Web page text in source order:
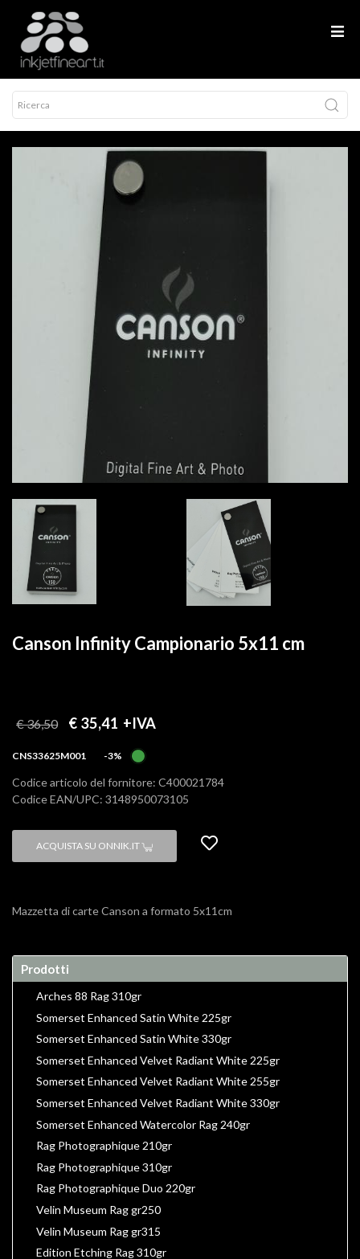
Canson Infinity Campionario 5x11 cm
€ 36,50 € 35,41 +IVA
CNS33625M001 -3%
Codice articolo del fornitore: C400021784
Codice EAN/UPC: 3148950073105
ACQUISTA SU ONNIK.IT
Mazzetta di carte Canson a formato 5x11cm
Prodotti
Arches 88 Rag 310gr
Somerset Enhanced Satin White 225gr
Somerset Enhanced Satin White 330gr
Somerset Enhanced Velvet Radiant White 225gr
Somerset Enhanced Velvet Radiant White 255gr
Somerset Enhanced Velvet Radiant White 330gr
Somerset Enhanced Watercolor Rag 240gr
Rag Photographique 210gr
Rag Photographique 310gr
Rag Photographique Duo 220gr
Velin Museum Rag gr250
Velin Museum Rag gr315
Edition Etching Rag 310gr